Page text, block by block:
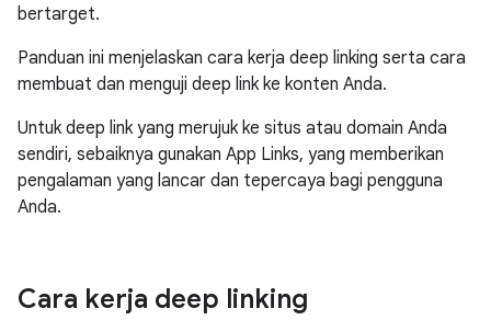
bertarget.
Panduan ini menjelaskan cara kerja deep linking serta cara
membuat dan menguji deep link ke konten Anda.
Untuk deep link yang merujuk ke situs atau domain Anda
sendiri, sebaiknya gunakan App Links, yang memberikan
pengalaman yang lancar dan tepercaya bagi pengguna
Anda.
Cara kerja deep linking